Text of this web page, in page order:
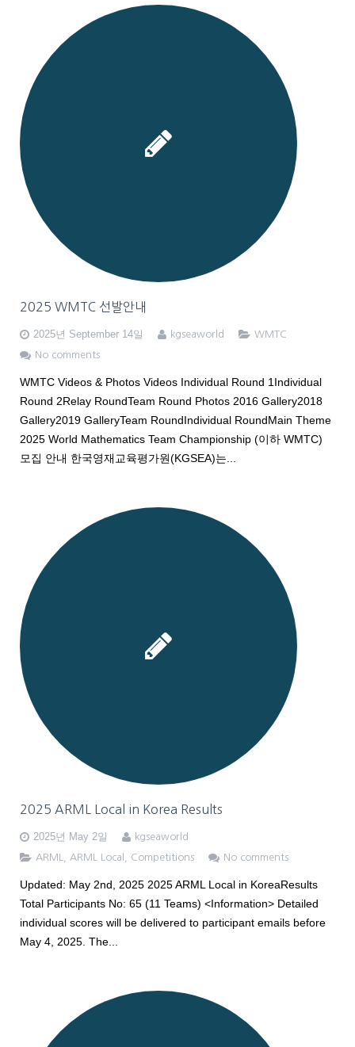
2025 WMTC 선발안내
2025년 September 14일 kgseaworld
WMTC
No comments
WMTC Videos & Photos Videos Individual Round 1Individual
Round 2Relay RoundTeam Round Photos 2016 Gallery2018
Gallery2019 GalleryTeam RoundIndividual RoundMain Theme
2025 World Mathematics Team Championship (이하 WMTC)
모집 안내 한국영재교육평가원(KGSEA)는...
2025 ARML Local in Korea Results
2025년 May 2일
kgseaworld
ARML
ARML Local Competitions No comments
Updated: May 2nd, 2025 2025 ARML Local in KoreaResults
Total Participants No: 65 (11 Teams) <Information> Detailed
individual scores will be delivered to participant emails before
May 4, 2025. The...